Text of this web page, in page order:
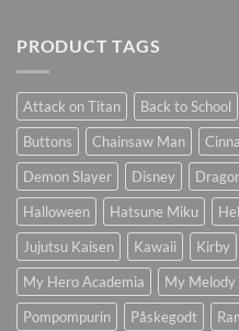
PRODUCT TAGS
Attack on Titan Back to School
Buttons
Chainsaw Man
Demon Slayer
Disney
Halloween
Hatsune Miku
Jujutsu Kaisen
Kawaii Kirby
My Hero Academia
My Melody
Pompompurin
Påskegodt